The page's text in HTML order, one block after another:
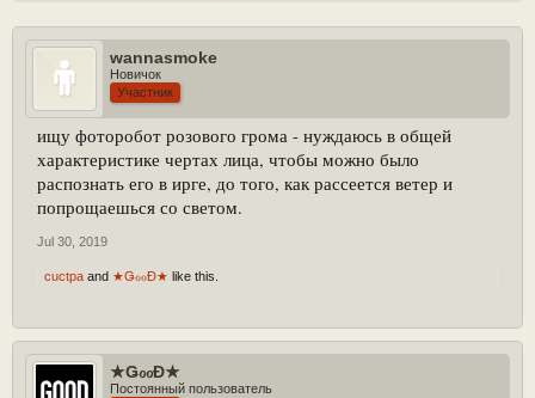
wannasmoke
Новичок
Участник
ищу фоторобот розового грома - нуждаюсь в общей
характеристике чертах лица, чтобы можно было
распознать его в ирге, до того, как рассеется ветер и
попрощаешься со светом.
Jul 30, 2019
cuctpa and ★ǤℴℴĐ★ like this.
★ǤℴℴĐ★
Постоянный пользователь